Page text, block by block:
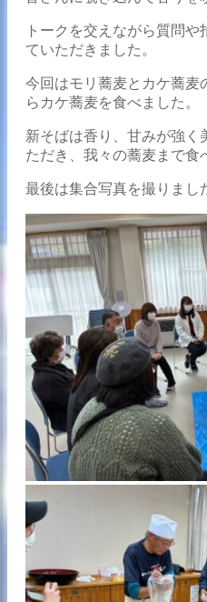
トークを交えながら質問
ていただきました。
今回はモリ蕎麦とカケ蕎麦
らカケ蕎麦を食べました。
新そばは香り、甘みが強く
ただき、我々の蕎麦まで食
最後は集合写真を撮りまし